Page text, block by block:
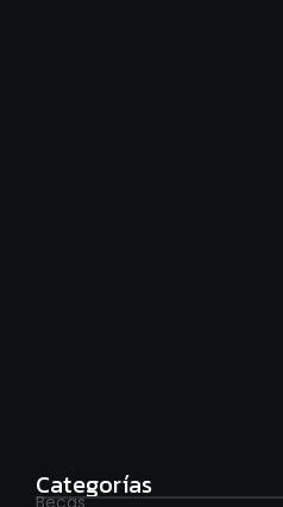
Categorías
Becas